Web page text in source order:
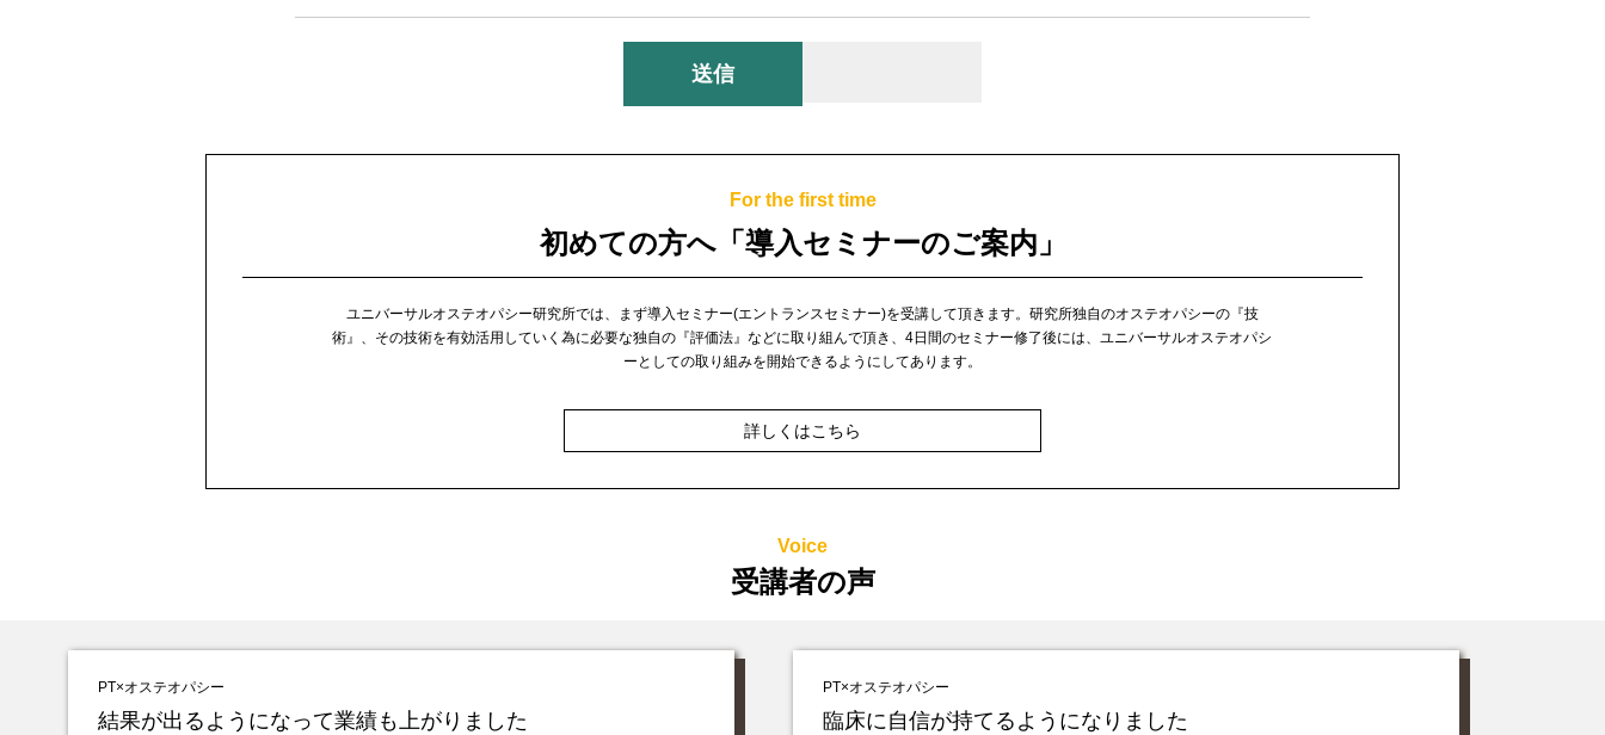
For the first time
初めての方へ「導入セミナーのご案内」
ユニバーサルオステオパシー研究所では、まず導入セミナー(エントランスセミナー)を受講して頂きます。 研究所独自のオステオパシーの『技
術』、その技術を有効活用していく為に必要な独自の『評価法』などに取り組んで頂き、4日間のセミナー修了後には、ユニバーサルオステオパシ
ーとしての取り組みを開始できるようにしてあります。
詳しくはこちら
Voice
受講者の声
PT×オステオパシー
結果が出るようになって業績も上がりました
PT×オステオパシー
臨床に自信が持てるようになりました